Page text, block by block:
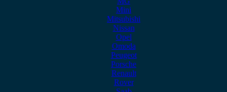
Mini
Mitsubishi
Nissan
Opel
Omoda
Peugeot
Porsche
Renault
Rover